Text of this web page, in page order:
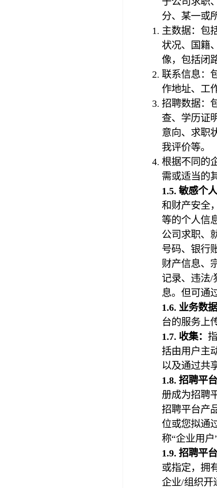
分、某一或
主数据：包
状况、国籍
像，包括闭
联系信息：
作地址、工
招聘数据：
查、学历证
意向、求职
我评价等。
根据不同的
需或适当的
1.5. 敏感个
和财产安全
等的个人信
公司求职、
号码、银行
财产信息、
记录、违法/
息。但可通
1.6. 业务数
台的服务上
1.7. 收集：
括由用户主
以及通过共
1.8. 招聘平台
册成为招聘
招聘平台产
位或您拟通
称“企业用户
1.9. 招聘平台
或指定，拥
企业/组织开